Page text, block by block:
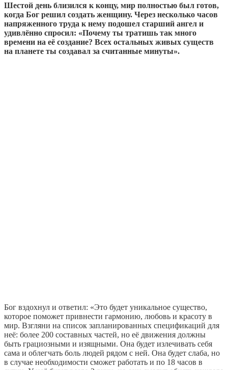
Шестой день близился к концу, мир полностью был готов,
когда Бог решил создать женщину. Через несколько часов
напряженного труда к нему подошел старший ангел и
удивлённо спросил: «Почему ты тратишь так много
времени на её создание? Всех остальных живых существ
на планете ты создавал за считанные минуты».
Бог вздохнул и ответил: «Это будет уникальное существо,
которое поможет привнести гармонию, любовь и красоту в
мир. Взгляни на список запланированных спецификаций для
неё: более 200 составных частей, но её движения должны
быть грациозными и изящными. Она будет излечивать себя
сама и облегчать боль людей рядом с ней. Она будет слаба, но
в случае необходимости сможет работать и по 18 часов в